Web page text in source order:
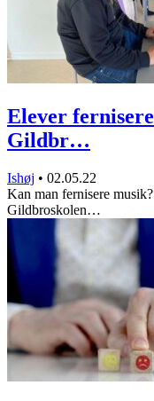
Elever
Gildbr…
Ishøj • 02.05.22
Kan man fernisere
Gildbroskolen…